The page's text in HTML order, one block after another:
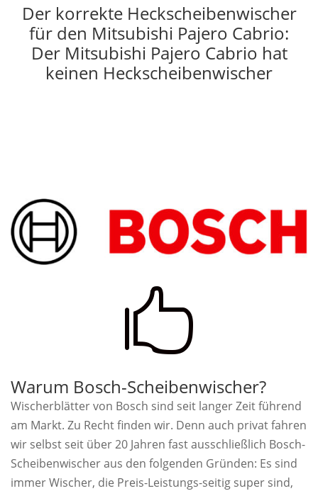
Der korrekte Heckscheibenwischer
für den Mitsubishi Pajero Cabrio:
Der Mitsubishi Pajero Cabrio hat
keinen Heckscheibenwischer

Warum Bosch-Scheibenwischer?
Wischerblätter von Bosch sind seit langer Zeit führend
am Markt. Zu Recht finden wir. Denn auch privat fahren
wir selbst seit über 20 Jahren fast ausschließlich Bosch-
Scheibenwischer aus den folgenden Gründen: Es sind
immer Wischer, die Preis-Leistungs-seitig super sind,